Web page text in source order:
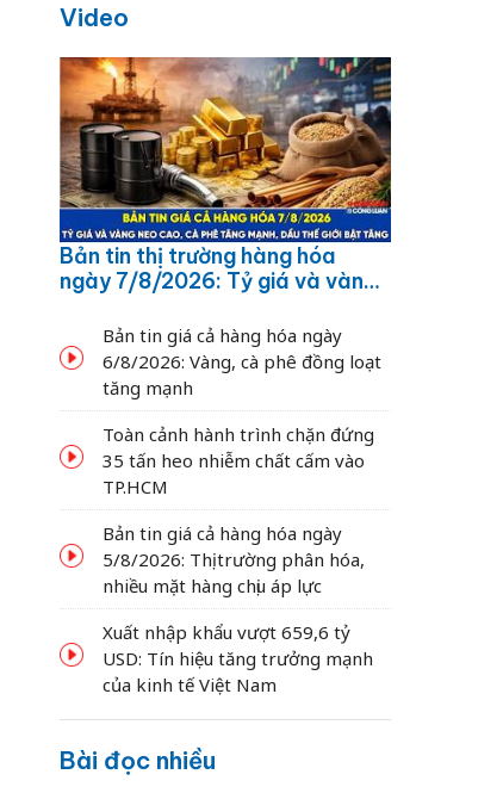
Video
Bản tin thị trường hàng hóa
ngày 7/8/2026: Tỷ giá và vàng
dầu thế giới bật tăng
Bản tin giá cả hàng hóa ngày
6/8/2026: Vàng, cà phê đồng loạt
tăng mạnh
Toàn cảnh hành trình chặn đứng
35 tấn heo nhiễm chất cấm vào
TP.HCM
Bản tin giá cả hàng hóa ngày
5/8/2026: Thị trường phân hóa,
nhiều mặt hàng chịu áp lực
Xuất nhập khẩu vượt 659,6 tỷ
USD: Tín hiệu tăng trưởng mạnh
của kinh tế Việt Nam
Bài đọc nhiều